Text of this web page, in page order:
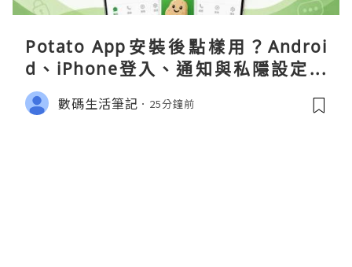
Potato App安裝後點樣用？Androi
d、iPhone登入、通知與私隱設定完
整指南
數碼生活筆記 25分鐘前